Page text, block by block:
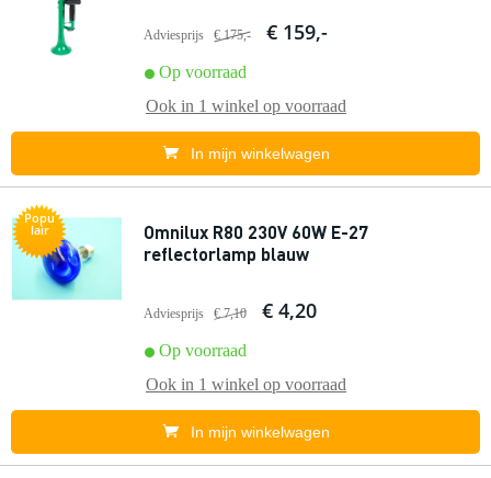
Adviesprijs € 175,- € 159,-
Op voorraad
Ook in 1 winkel op voorraad
In mijn winkelwagen
Popu
lair
Omnilux R80 230V 60W E-27
reflectorlamp blauw
Adviesprijs € 7,10 € 4,20
Op voorraad
Ook in 1 winkel op voorraad
In mijn winkelwagen